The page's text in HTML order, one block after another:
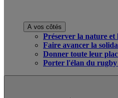
A vos côtés
Préserver la nature et
Faire avancer la
Donner toute leur
Porter l'élan du